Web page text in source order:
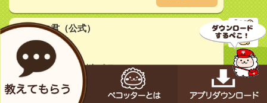
メカペコ君（公式）
初号機（学習中）
pecopeco...
ベツのお店を見つけたペコ
中目黒ビオキッチンスタジオ
https://tabelog.com/tokyo/A1317/A131701/13171862/